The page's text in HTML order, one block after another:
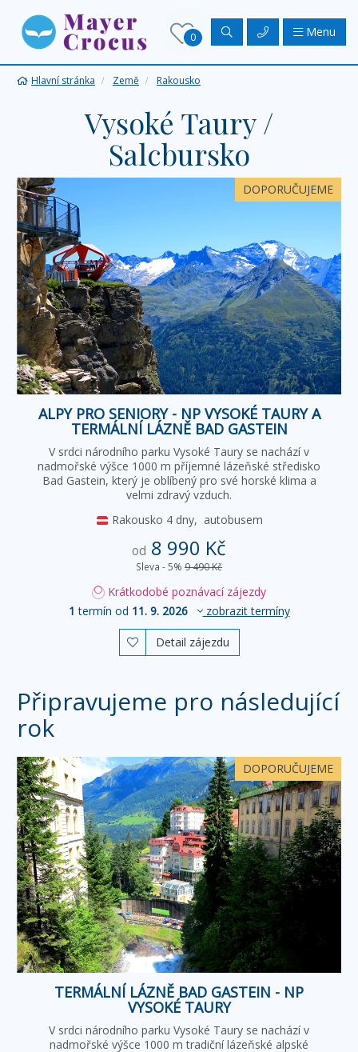
0 Menu
Hlavní stránka Země Rakousko
Vysoké Taury /
Salcbursko
DOPORUČUJEME
ALPY PRO SENIORY - NP VYSOKÉ TAURY A
TERMÁLNÍ LÁZNĚ BAD GASTEIN
V srdci národního parku Vysoké Taury se nachází v
nadmořské výšce 1000 m příjemné lázeňské středisko
Bad Gastein, který je oblíbený pro své horské klima a
velmi zdravý vzduch.
Rakousko 4 dny, autobusem
od 8 990 Kč
Sleva - 5% 9 490 Kč
Krátkodobé poznávací zájezdy
1 termín od 11. 9. 2026 zobrazit termíny
 Detail zájezdu
Připravujeme pro následující
rok
DOPORUČUJEME
TERMÁLNÍ LÁZNĚ BAD GASTEIN - NP
VYSOKÉ TAURY
V srdci národního parku Vysoké Taury se nachází v
nadmořské výšce 1000 m tradiční lázeňské alpské